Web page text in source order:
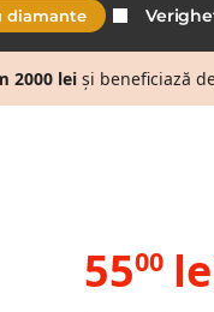
diamante
2000 leiși beneficiază
5500